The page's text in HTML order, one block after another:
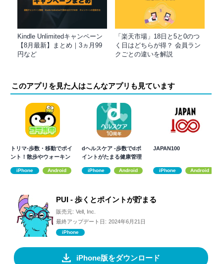
Kindle Unlimitedキャンペーン
【8月最新】まとめ｜3ヵ月99
円など
「楽天市場」18日と5と0のつ
く日はどちらが得？ 会員ラン
クごとの違いを解説
このアプリを見た人はこんなアプリも見ています
トリマ-歩数・移動でポイ
ント！散歩やウォーキン
iPhone Android
dヘルスケア -歩数でdポ
イントがたまる健康管理
iPhone Android
JAPAN100
iPhone Android
PUI - 歩くとポイントが貯まる
販売元: Vell, Inc.
最終アップデート日: 2024年6月21日
iPhone
iPhone版をダウンロード